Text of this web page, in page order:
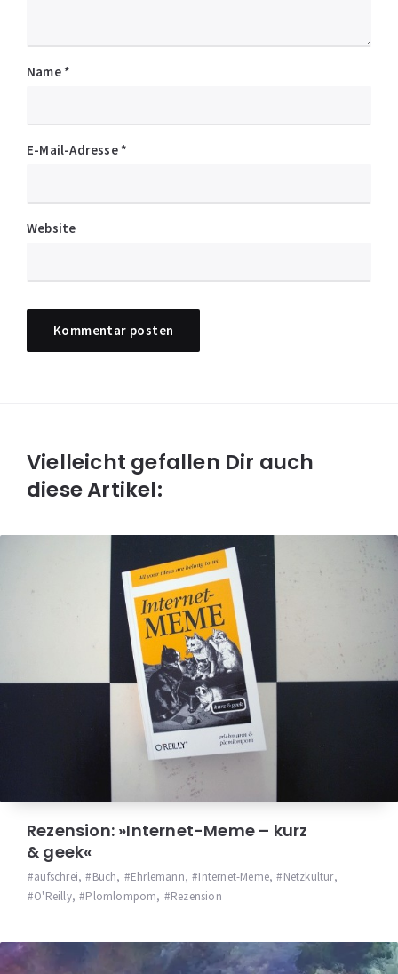
Name *
E-Mail-Adresse *
Website
Vielleicht gefallen Dir auch
diese Artikel:
Rezension: »Internet-Meme – kurz
& geek«
aufschrei, Buch, Ehrlemann, Internet-Meme, Netzkultur,
O'Reilly, Plomlompom, Rezension